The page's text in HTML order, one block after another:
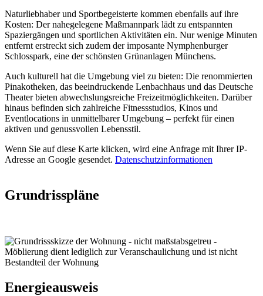
Naturliebhaber und Sportbegeisterte kommen ebenfalls auf ihre
Kosten: Der nahegelegene Maßmannpark lädt zu entspannten
Spaziergängen und sportlichen Aktivitäten ein. Nur wenige Minuten
entfernt erstreckt sich zudem der imposante Nymphenburger
Schlosspark, eine der schönsten Grünanlagen Münchens.
Auch kulturell hat die Umgebung viel zu bieten: Die renommierten
Pinakotheken, das beeindruckende Lenbachhaus und das Deutsche
Theater bieten abwechslungsreiche Freizeitmöglichkeiten. Darüber
hinaus befinden sich zahlreiche Fitnessstudios, Kinos und
Eventlocations in unmittelbarer Umgebung – perfekt für einen
aktiven und genussvollen Lebensstil.
Wenn Sie auf diese Karte klicken, wird eine Anfrage mit Ihrer IP-
Adresse an Google gesendet. Datenschutzinformationen
Grundrisspläne
Energieausweis